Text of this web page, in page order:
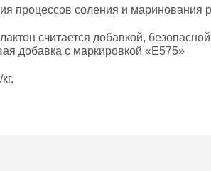
процессов соления и маринования
считается добавкой,
добавка с маркировкой «E575»